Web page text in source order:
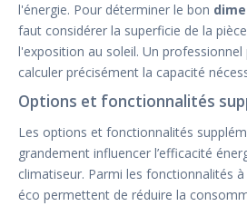
l'énergie. Pour déterminer le bon
faut considérer la superficie de la
l'exposition au soleil. Un professionnel
calculer précisément la capacité
Options et fonctionnalités
Les options et fonctionnalités
grandement influencer l’efficacité
climatiseur. Parmi les fonctionnalités
éco permettent de réduire la